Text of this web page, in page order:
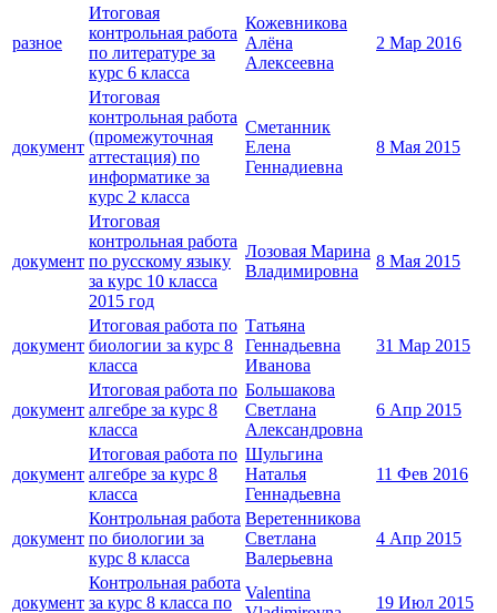
разное
Итоговая
контрольная работа
по литературе за
курс 6 класса
Кожевникова
Алёна
Алексеевна
2 Мар 2016
документ
Итоговая
контрольная работа
(промежуточная
аттестация) по
информатике за
курс 2 класса
Сметанник
Елена
Геннадиевна
8 Мая 2015
документ
Итоговая
контрольная работа
по русскому языку
за курс 10 класса
2015 год
Лозовая Марина
Владимировна
8 Мая 2015
документ
Итоговая работа по
биологии за курс 8
класса
Татьяна
Геннадьевна
Иванова
31 Мар 2015
документ
Итоговая работа по
алгебре за курс 8
класса
Большакова
Светлана
Александровна
6 Апр 2015
документ
Итоговая работа по
алгебре за курс 8
класса
Шульгина
Наталья
Геннадьевна
11 Фев 2016
документ
Контрольная работа
по биологии за
курс 8 класса
Веретенникова
Светлана
Валерьевна
4 Апр 2015
документ
Контрольная работа
за курс 8 класса по
Valentina
19 Июл 2015